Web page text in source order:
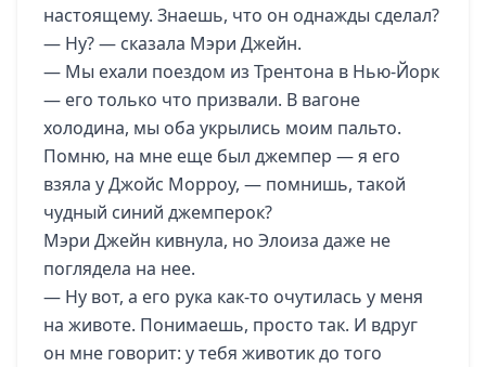
настоящему. Знаешь, что он однажды сделал?
— Ну? — сказала Мэри Джейн.
— Мы ехали поездом из Трентона в Нью-Йорк
— его только что призвали. В вагоне
холодина, мы оба укрылись моим пальто.
Помню, на мне еще был джемпер — я его
взяла у Джойс Морроу, — помнишь, такой
чудный синий джемперок?
Мэри Джейн кивнула, но Элоиза даже не
поглядела на нее.
— Ну вот, а его рука как-то очутилась у меня
на животе. Понимаешь, просто так. И вдруг
он мне говорит: у тебя животик до того